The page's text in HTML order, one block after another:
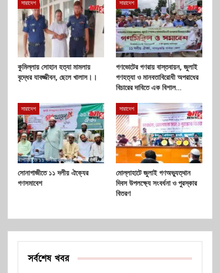
সারাদেশ
কুমিল্লায় সোহান হত্যা মামলায়
বৃদ্ধের যাবজ্জীবন, ছেলে খালাস।।
সারাদেশ
গণভোটের গণরায় বাস্তবায়ন, জুলাই
গণহত্যা ও মানবতাবিরোধী অপরাধের
বিচারের দাবিতে এক বিশাল…
সারাদেশ
সোনাগাজীতে ১১ দলীয় ঐক্যের
গণসমাবেশ
সারাদেশ
মোল্লাহাটে জুলাই গণঅভ্যুত্থান
দিবস উপলক্ষ্যে সংবর্ধনা ও পুরস্কার
বিতরণ
সর্বশেষ খবর